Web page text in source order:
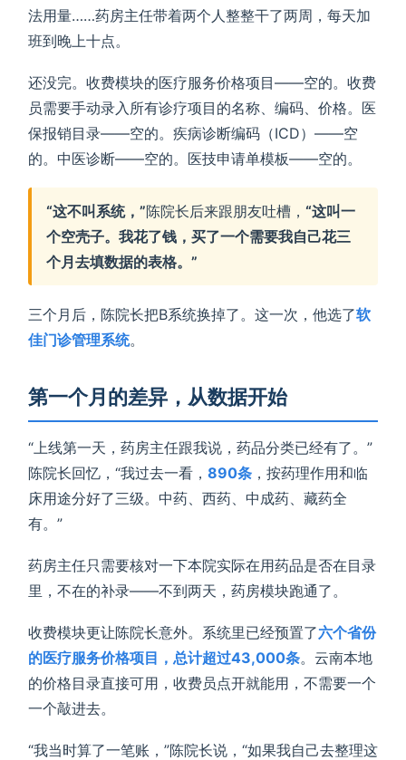
法用量……药房主任带着两个人整整干了两周，每天加
班到晚上十点。
还没完。收费模块的医疗服务价格项目——空的。收费
员需要手动录入所有诊疗项目的名称、编码、价格。医
保报销目录——空的。疾病诊断编码（ICD）——空
的。中医诊断——空的。医技申请单模板——空的。
“这不叫系统，”陈院长后来跟朋友吐槽， “这叫一
个空壳子。我花了钱，买了一个需要我自己花三
个月去填数据的表格。”
三个月后，陈院长把B系统换掉了。这一次，他选了软
佳门诊管理系统。
第一个月的差异，从数据开始
“上线第一天，药房主任跟我说，药品分类已经有了。”
陈院长回忆，“我过去一看， 890条 ，按药理作用和临
床用途分好了三级。中药、西药、中成药、藏药全
有。”
药房主任只需要核对一下本院实际在用药品是否在目录
里，不在的补录——不到两天，药房模块跑通了。
收费模块更让陈院长意外。系统里已经预置了六个省份
的医疗服务价格项目，总计超过43,000条。云南本地
的价格目录直接可用，收费员点开就能用，不需要一个
一个敲进去。
“我当时算了一笔账，”陈院长说，“如果我自己去整理这